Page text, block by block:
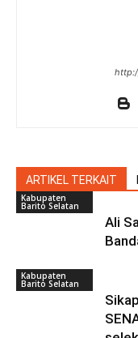
ARTIKEL TERKAIT
Kabupaten
Barito Selatan
Ali
Kabupaten
Barito Selatan